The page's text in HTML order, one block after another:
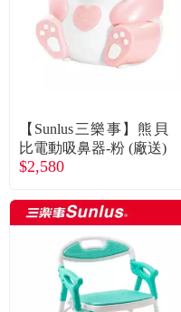
購物流程
常見問題
【Sunlus三樂事】熊貝
比電動吸鼻器-粉 (廠送)
$2,580